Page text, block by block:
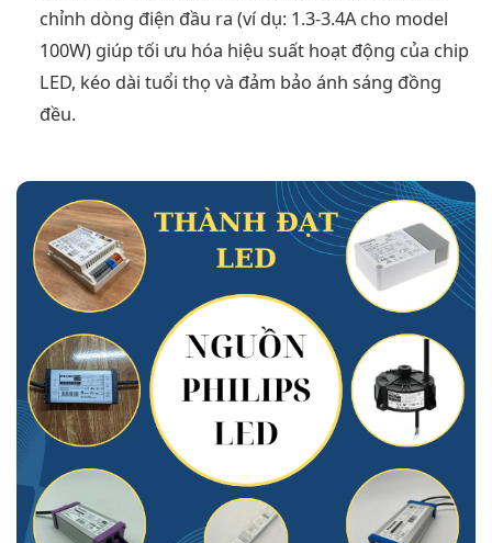
chỉnh dòng điện đầu ra (ví dụ: 1.3-3.4A cho model
100W) giúp tối ưu hóa hiệu suất hoạt động của chip
LED, kéo dài tuổi thọ và đảm bảo ánh sáng đồng
đều.